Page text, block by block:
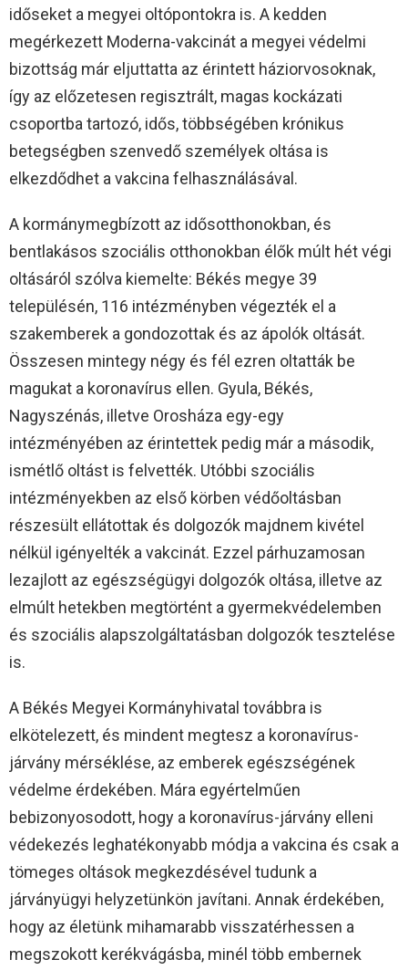
időseket a megyei oltópontokra is. A kedden
megérkezett Moderna-vakcinát a megyei védelmi
bizottság már eljuttatta az érintett háziorvosoknak,
így az előzetesen regisztrált, magas kockázati
csoportba tartozó, idős, többségében krónikus
betegségben szenvedő személyek oltása is
elkezdődhet a vakcina felhasználásával.
A kormánymegbízott az idősotthonokban, és
bentlakásos szociális otthonokban élők múlt hét végi
oltásáról szólva kiemelte: Békés megye 39
településén, 116 intézményben végezték el a
szakemberek a gondozottak és az ápolók oltását.
Összesen mintegy négy és fél ezren oltatták be
magukat a koronavírus ellen. Gyula, Békés,
Nagyszénás, illetve Orosháza egy-egy
intézményében az érintettek pedig már a második,
ismétlő oltást is felvették. Utóbbi szociális
intézményekben az első körben védőoltásban
részesült ellátottak és dolgozók majdnem kivétel
nélkül igényelték a vakcinát. Ezzel párhuzamosan
lezajlott az egészségügyi dolgozók oltása, illetve az
elmúlt hetekben megtörtént a gyermekvédelemben
és szociális alapszolgáltatásban dolgozók tesztelése
is.
A Békés Megyei Kormányhivatal továbbra is
elkötelezett, és mindent megtesz a koronavírus-
járvány mérséklése, az emberek egészségének
védelme érdekében. Mára egyértelműen
bebizonyosodott, hogy a koronavírus-járvány elleni
védekezés leghatékonyabb módja a vakcina és csak a
tömeges oltások megkezdésével tudunk a
járványügyi helyzetünkön javítani. Annak érdekében,
hogy az életünk mihamarabb visszatérhessen a
megszokott kerékvágásba, minél több embernek